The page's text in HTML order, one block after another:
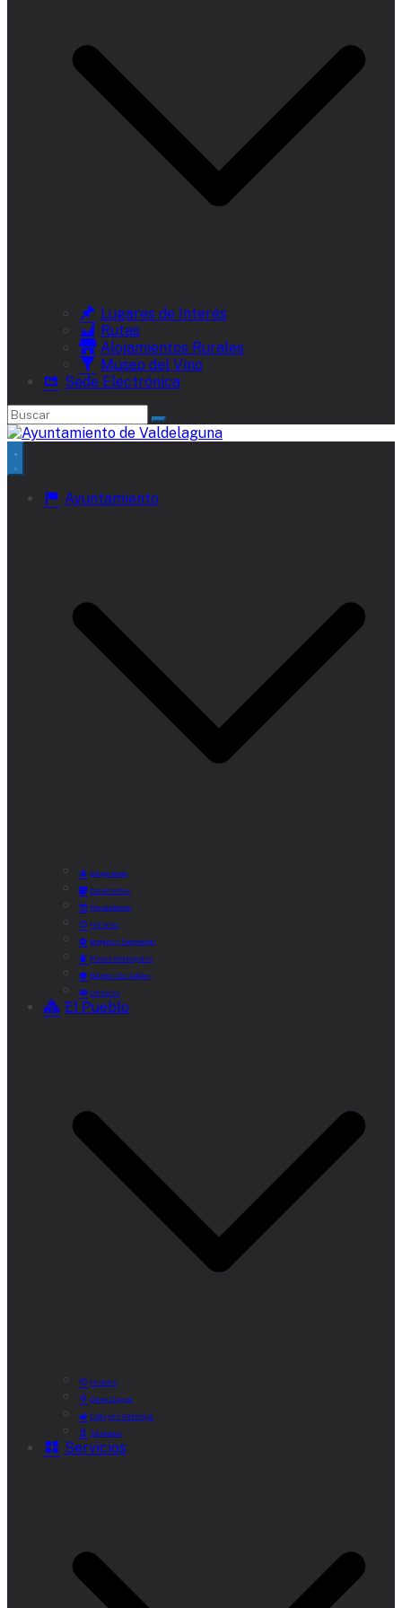
Lugares de Interés
Rutas
Alojamientos Rurales
Museo del Vino
Sede Electrónica
Ayuntamiento
Corporación
Documentos
Recaudación
Horarios
Empleo y Formación
Plenos Municipales
Boletín «De Valde»
Contacta
El Pueblo
Historia
Cómo Llegar
Callejero Municipal
Teléfonos
Servicios